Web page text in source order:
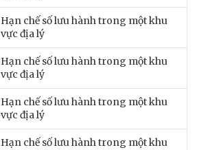
Hạn chế số lưu hành trong một khu
vực địa lý
Hạn chế số lưu hành trong một khu
vực địa lý
Hạn chế số lưu hành trong một khu
vực địa lý
Hạn chế số lưu hành trong một khu